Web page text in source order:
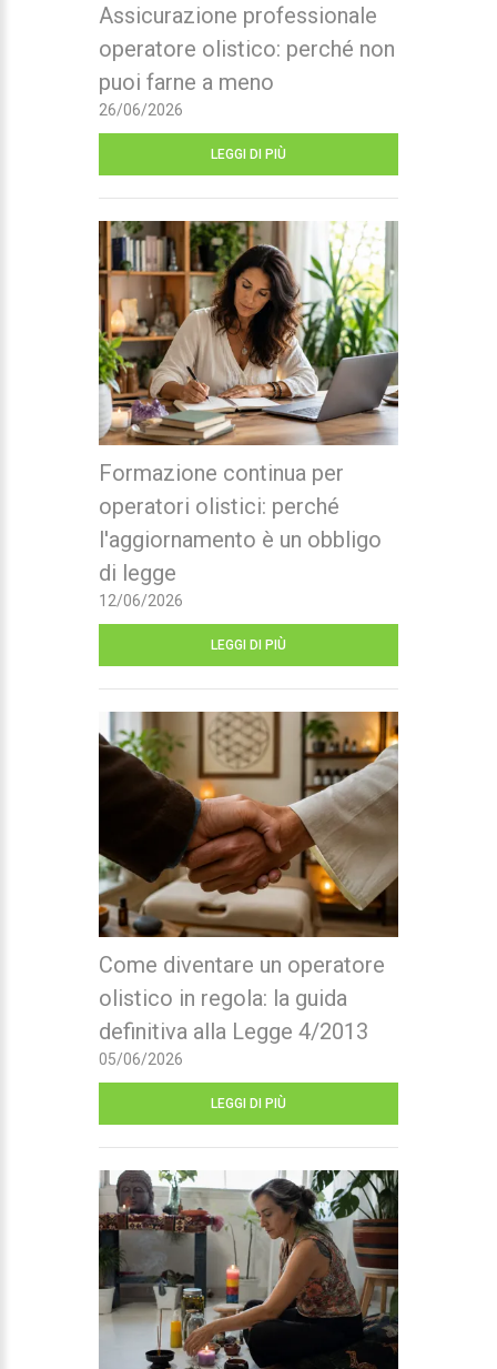
Assicurazione professionale
operatore olistico: perché non
puoi farne a meno
26/06/2026
LEGGI DI PIÙ
Formazione continua per
operatori olistici: perché
l'aggiornamento è un obbligo
di legge
12/06/2026
LEGGI DI PIÙ
Come diventare un operatore
olistico in regola: la guida
definitiva alla Legge 4/2013
05/06/2026
LEGGI DI PIÙ